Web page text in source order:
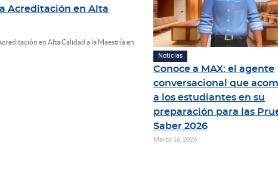
Acreditación en Alta
en Alta Calidad a la Maestría en
Noticias
Conoce a MAX: el agente
conversacional que
a los estudiantes en su
preparación para las
Saber 2026
Marzo 16, 2026